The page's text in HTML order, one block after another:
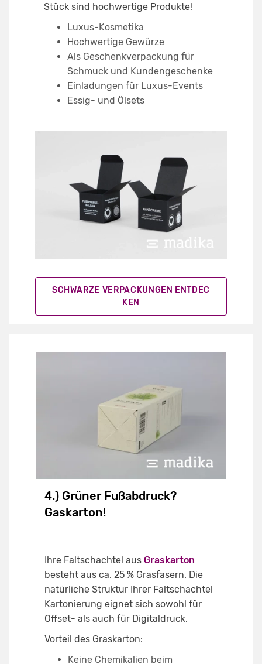
Stück sind hochwertige Produkte!
Luxus-Kosmetika
Hochwertige Gewürze
Als Geschenkverpackung für
Schmuck und Kundengeschenke
Einladungen für Luxus-Events
Essig- und Ölsets
SCHWARZE VERPACKUNGEN ENTDEC
KEN
4.) Grüner Fußabdruck?
Gaskarton!
Ihre Faltschachtel aus Graskarton
besteht aus ca. 25 % Grasfasern. Die
natürliche Struktur Ihrer Faltschachtel
Kartonierung eignet sich sowohl für
Offset- als auch für Digitaldruck.
Vorteil des Graskarton:
Keine Chemikalien beim